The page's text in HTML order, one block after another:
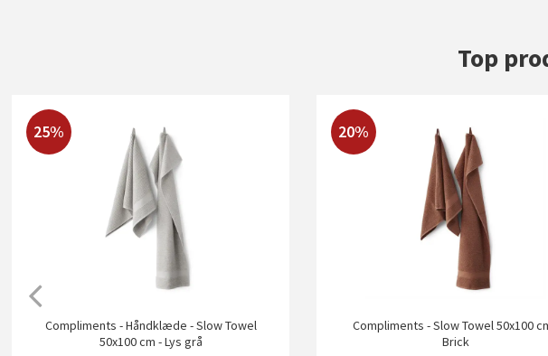
Top
25%
Compliments - Håndklæde - Slow Towel
50x100 cm - Lys grå
20%
Compliments - Slow Towel 50x100
Brick